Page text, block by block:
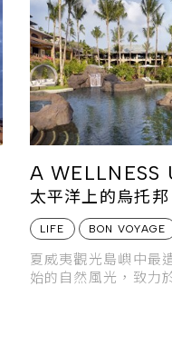
A WELLNESS
太平洋上的烏托邦
LIFE BON VOYAGE
夏威夷觀光島嶼中最
始的自然風光，致力